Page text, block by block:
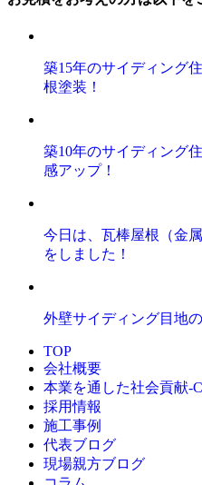
築15年のサイディング
根塗装！
築10年のサイディング
感アップ！
今日は、瓦棒屋根（金
をしました！
外壁サイディング目地
TOP
会社概要
本業を通した社会貢献-
採用情報
施工事例
代表ブログ
現場親方ブログ